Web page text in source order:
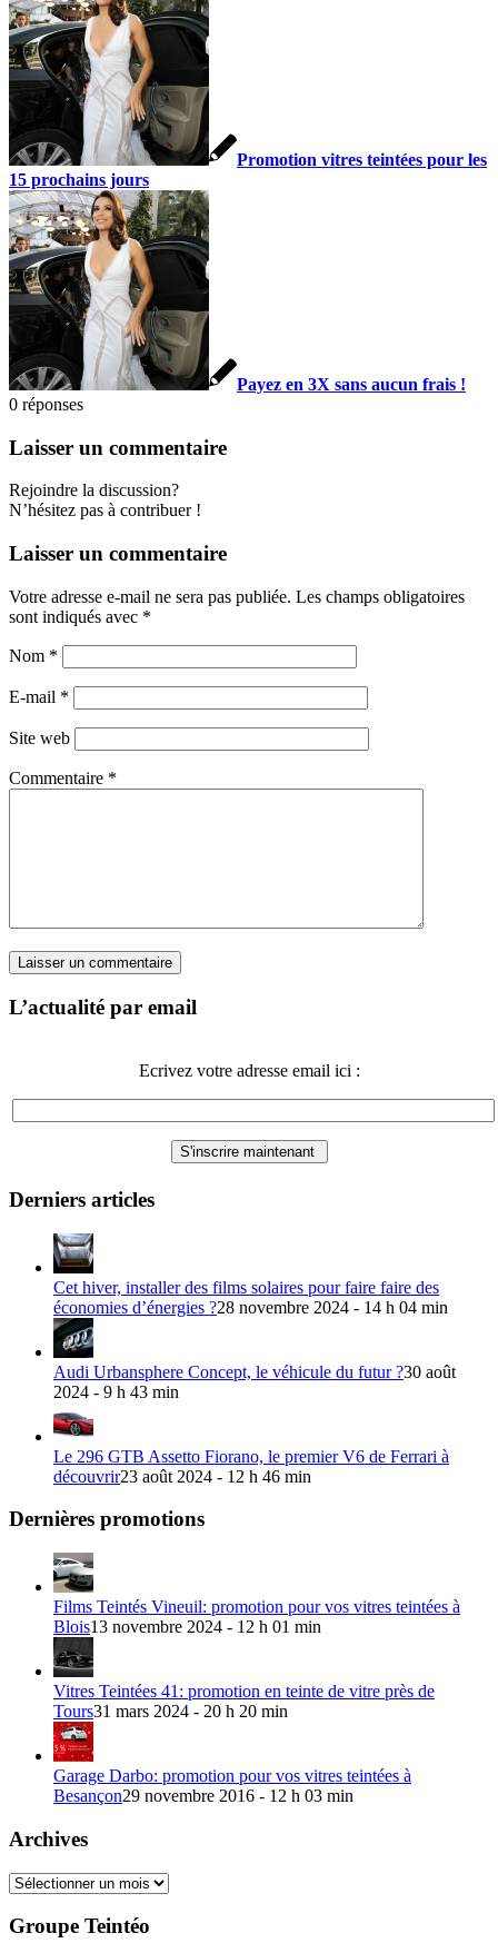
Promotion vitres teintées pour les
15 prochains jours
Payez en 3X sans aucun frais !
0 réponses
Laisser un commentaire
Rejoindre la discussion?
N’hésitez pas à contribuer !
Laisser un commentaire
Votre adresse e-mail ne sera pas publiée. Les champs obligatoires
sont indiqués avec *
Nom *
E-mail *
Site web
Commentaire *
L’actualité par email
Ecrivez votre adresse email ici :
Derniers articles
Cet hiver, installer des films solaires pour faire faire des
économies d’énergies ?28 novembre 2024 - 14 h 04 min
Audi Urbansphere Concept, le véhicule du futur ?30 août
2024 - 9 h 43 min
Le 296 GTB Assetto Fiorano, le premier V6 de Ferrari à
découvrir23 août 2024 - 12 h 46 min
Dernières promotions
Films Teintés Vineuil: promotion pour vos vitres teintées à
Blois13 novembre 2024 - 12 h 01 min
Vitres Teintées 41: promotion en teinte de vitre près de
Tours31 mars 2024 - 20 h 20 min
Garage Darbo: promotion pour vos vitres teintées à
Besançon29 novembre 2016 - 12 h 03 min
Archives
Archives
Groupe Teintéo